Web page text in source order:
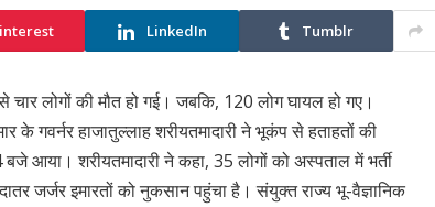
LinkedIn Tumblr
लोगों की मौत हो गई। जबकि, 120 लोग घायल हो गए।
गवर्नर हाजातुल्लाह शरीयतमादारी ने भूकंप से हताहतों की
आया। शरीयतमादारी ने कहा, 35 लोगों को अस्पताल में भर्ती
जर्जर इमारतों को नुकसान पहुंचा है। संयुक्त राज्य भू-वैज्ञानिक